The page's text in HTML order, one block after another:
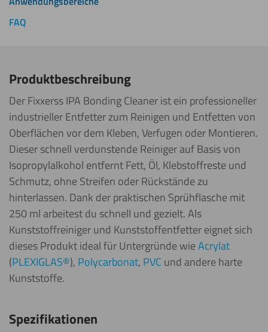
FAQ
Produktbeschreibung
Der Fixxerss IPA Bonding Cleaner ist ein professioneller
industrieller Entfetter zum Reinigen und Entfetten von
Oberflächen vor dem Kleben, Verfugen oder Montieren.
Dieser schnell verdunstende Reiniger auf Basis von
Isopropylalkohol entfernt Fett, Öl, Klebstoffreste und
Schmutz, ohne Streifen oder Rückstände zu
hinterlassen. Dank der praktischen Sprühflasche mit
250 ml arbeitest du schnell und gezielt. Als
Kunststoffreiniger und Kunststoffentfetter eignet sich
dieses Produkt ideal für Untergründe wieAcrylat
(PLEXIGLAS®), Polycarbonat, PVC und andere harte
Kunststoffe.
Spezifikationen